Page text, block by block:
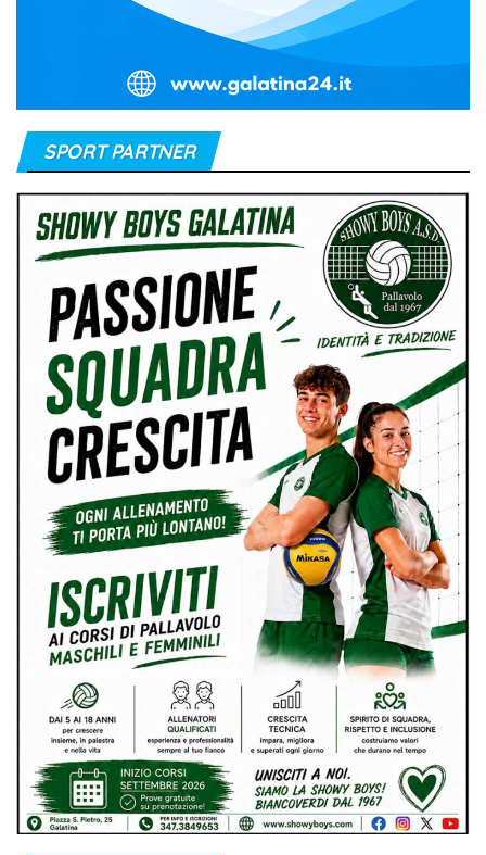
SPORT PARTNER